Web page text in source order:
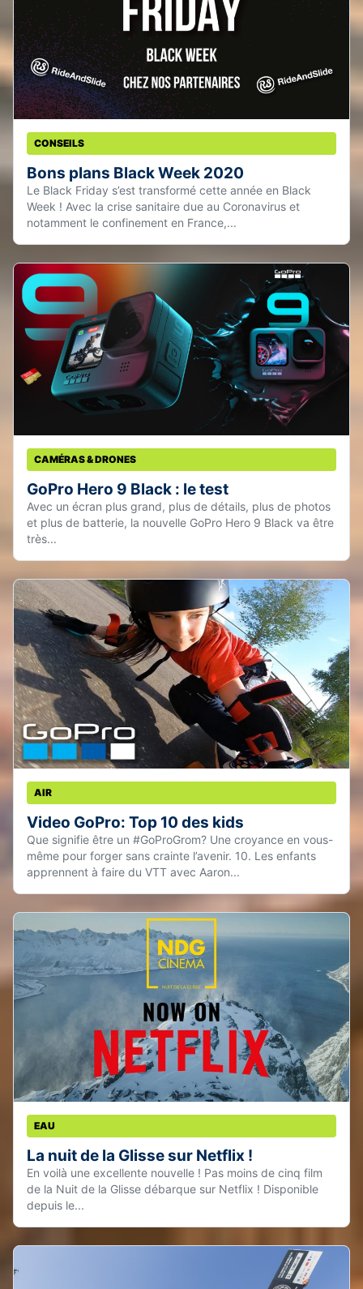
CONSEILS
Bons plans Black Week 2020
Le Black Friday s’est transformé cette année en Black
Week ! Avec la crise sanitaire due au Coronavirus et
notamment le confinement en France,...
CAMÉRAS & DRONES
GoPro Hero 9 Black : le test
Avec un écran plus grand, plus de détails, plus de photos
et plus de batterie, la nouvelle GoPro Hero 9 Black va être
très...
AIR
Video GoPro: Top 10 des kids
Que signifie être un #GoProGrom? Une croyance en vous-
même pour forger sans crainte l’avenir. 10. Les enfants
apprennent à faire du VTT avec Aaron...
EAU
La nuit de la Glisse sur Netflix !
En voilà une excellente nouvelle ! Pas moins de cinq film
de la Nuit de la Glisse débarque sur Netflix ! Disponible
depuis le...